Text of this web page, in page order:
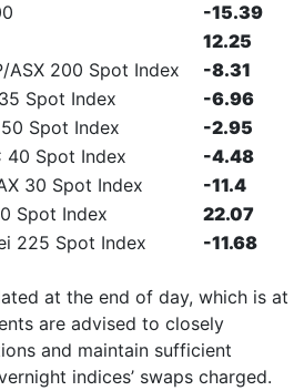
-15.39
12.25
ASX 200 Spot Index
-8.31
Spot Index
-6.96
Spot Index
-2.95
40 Spot Index
-4.48
30 Spot Index
-11.4
Spot Index
22.07
225 Spot Index
-11.68
at the end of day, which is at
are advised to closely
and maintain sufficient
indices’ swaps charged.